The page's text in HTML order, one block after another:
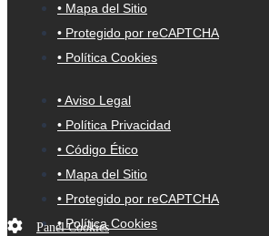
• Mapa del Sitio
• Protegido por reCAPTCHA
• Política Cookies
• Aviso Legal
• Política Privacidad
• Código Ético
• Mapa del Sitio
• Protegido por reCAPTCHA
• Política Cookies
Panel Cookies